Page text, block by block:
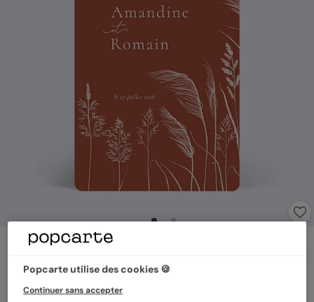
Save the date
Popcarte utilise des cookies 🍪
Continuer sans accepter